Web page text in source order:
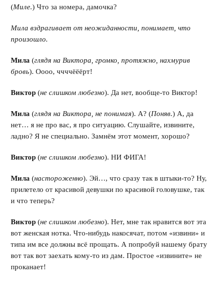
(Миле.) Что за номера, дамочка?
Мила вздрагивает от неожиданности, понимает, что
произошло.
Мила (глядя на Виктора, громко, протяжно, нахмурив
бровь). Оооо, ччччёёёрт!
Виктор(не слишком любезно). Да нет, вообще-то Виктор!
Мила (глядя на Виктора, не понимая). А? (Поняв.) А, да
нет… я не про вас, я про ситуацию. Слушайте, извините,
ладно? Я не специально. Замнём этот момент, хорошо?
Виктор(не слишком любезно). НИ ФИГА!
Мила (настороженно). Эй…, что сразу так в штыки-то? Ну,
прилетело от красивой девушки по красивой головушке, так
и что теперь?
Виктор(не слишком любезно). Нет, мне так нравится вот эта
вот женская нотка. Что-нибудь накосячат, потом «извини» и
типа им все должны всё прощать. А попробуй нашему брату
вот так вот заехать кому-то из дам. Простое «извините» не
проканает!